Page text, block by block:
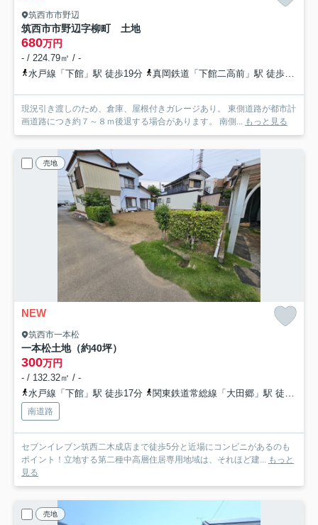
筑西市市野辺
筑西市市野辺字柳町 土地
680万円
- / 224.79㎡ / -
水戸線「下館」駅 徒歩19分
真岡鉄道「下館二高前」駅 徒歩25分
現況引き渡しのため、倉庫、屋根付きガレージあり。 東側道路が都市計
画道路につき約７～８ｍ後退する場合があります。 南側...
もっと見る
売地
NEW
筑西市一本松
一本松土地（約40坪）
300万円
- / 132.32㎡ / -
水戸線「下館」駅 徒歩17分
関東鉄道常総線「大田郷」駅 徒歩33分
南道路
セブンイレブン筑西二木成店まで徒歩5分と近場にコンビニがあるのも
ポイント！立地する第二種中高層住居専用地域は、それほど建...
もっと
見る
売地